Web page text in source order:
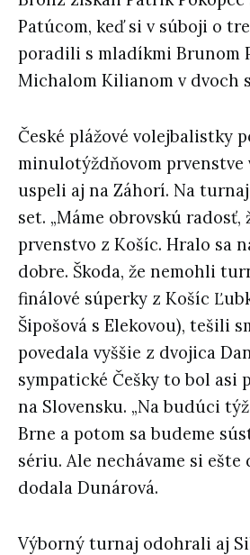
Patúcom, keď si v súboji o
poradili s mladíkmi Brunom
Michalom Kilianom v dvoch
České plážové volejbalistky
minulotýždňovom prvenstve
uspeli aj na Záhorí. Na
set. „Máme obrovskú radosť,
prvenstvo z Košíc. Hralo sa
dobre. Škoda, že nemohli
finálové súperky z Košíc
Šipošová s Elekovou), tešili
povedala vyššie z dvojica
sympatické Češky to bol asi
na Slovensku. „Na budúci
Brne a potom sa budeme
sériu. Ale nechávame si ešte
dodala Dunárová.
Výborný turnaj odohrali aj